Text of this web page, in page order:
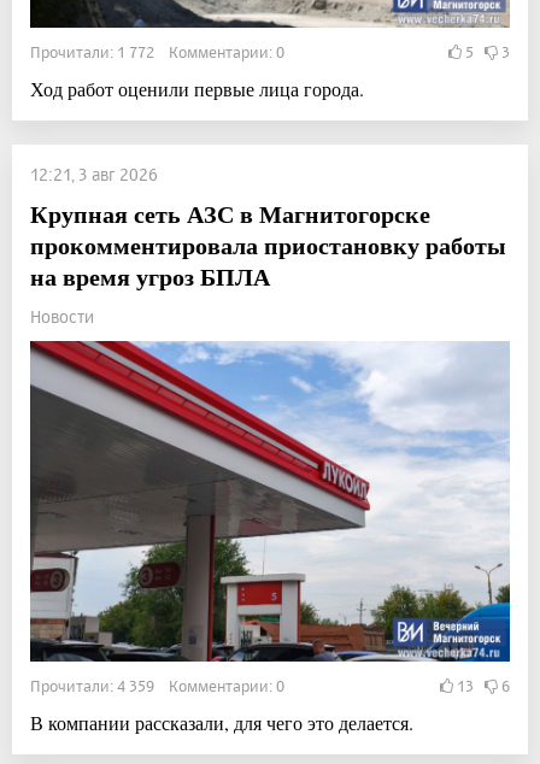
Прочитали: 1 772 Комментарии: 0 5 3
Ход работ оценили первые лица города.
12:21, 3 авг 2026
Крупная сеть АЗС в Магнитогорске
прокомментировала приостановку работы
на время угроз БПЛА
Новости
Прочитали: 4 359 Комментарии: 0 13 6
В компании рассказали, для чего это делается.